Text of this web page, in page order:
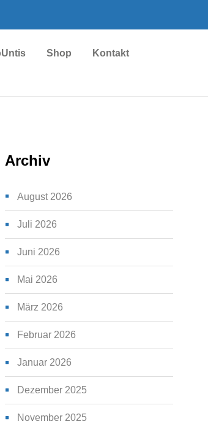
Shop Kontakt
Archiv
August 2026
Juli 2026
Juni 2026
Mai 2026
März 2026
Februar 2026
Januar 2026
Dezember 2025
November 2025